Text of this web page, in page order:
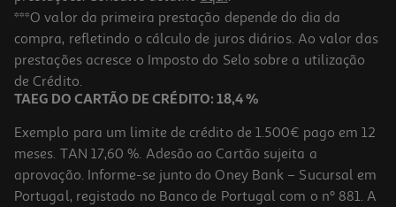
Caixa Vidro Rectang Actuel Hermética 0.95l
4.49 €/un
4,49 €
***O valor da primeira prestação depende do dia da
compra, refletindo o cálculo de juros diários. Ao valor das
prestações acresce o Imposto do Selo sobre a utilização
de Crédito.
TAEG DO CARTÃO DE CRÉDITO: 18,4 %
Exemplo para um limite de crédito de 1.500€ pago em 12
meses. TAN 17,60 %. Adesão ao Cartão sujeita a
aprovação. Informe-se junto do Oney Bank – Sucursal em
Portugal, registado no Banco de Portugal com o nº 881. A